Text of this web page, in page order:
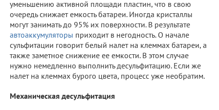
уменьшению активной площади пластин, что в свою
очередь снижает емкость батареи. Иногда кристаллы
могут занимать до 95% их поверхности. В результате
автоаккумуляторы приходит в негодность. О начале
сульфитации говорит белый налет на клеммах батареи, а
также заметное снижение ее емкости. В этом случае
нужно немедленно выполнить десульфитацию. Если же
налет на клеммах бурого цвета, процесс уже необратим.
Механическая десульфитация